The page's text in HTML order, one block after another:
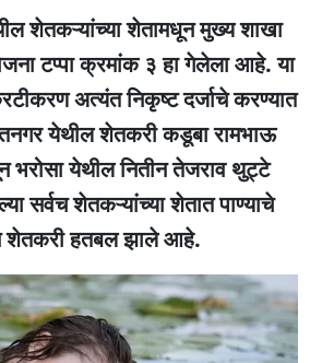
शेतकऱ्यांच्या शेतामधून मुख्य शाखा
टप्पा क्रमांक ३ हा गेलेला आहे. या
अत्यंत निकृष्ट दर्जाचे करण्यात
येथील शेतकरी कडूबा रामभाऊ
भरोसा येथील नितीन तेजराव थुट्टे
सर्वच शेतकऱ्यांच्या शेतात पाण्याचे
हतबल झाले आहे.